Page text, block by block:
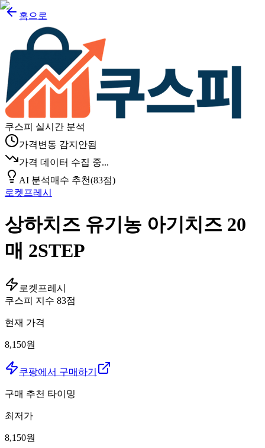
홈으로
쿠스피 실시간 분석
가격변동 감지안됨
가격 데이터 수집 중...
AI 분석매수 추천(83점)
로켓프레시
상하치즈 유기농 아기치즈 20
매 2STEP
로켓프레시
쿠스피 지수 83점
현재 가격
8,150원
쿠팡에서 구매하기
구매 추천 타이밍
최저가
8,150원